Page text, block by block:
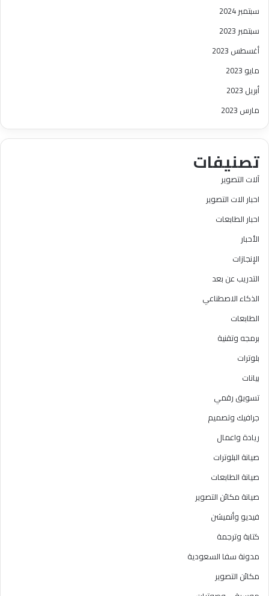
سبتمبر 2024
سبتمبر 2023
أغسطس 2023
مايو 2023
أبريل 2023
مارس 2023
تصنيفات
آلات التصوير
احبار الات التصوير
احبار الطابعات
الأحبار
الإنجازات
التدريب عن بعد
الذكاء الاصطناعي
الطابعات
برمجه وتقنية
بلوترات
بيانات
تسويق رقمي
جرافيك وتصميم
ريادة واعمال
صيانة البلوترات
صيانة الطابعات
صيانة مكائن التصوير
فيديو وأنميشن
كتابة وترجمة
مدونة سفا السعودية
مكائن التصوير